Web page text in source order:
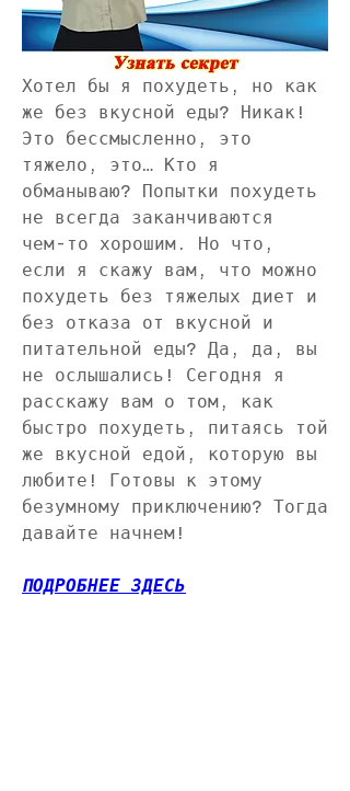
Хотел бы я похудеть, но как
же без вкусной еды? Никак!
Это бессмысленно, это
тяжело, это… Кто я
обманываю? Попытки похудеть
не всегда заканчиваются
чем-то хорошим. Но что,
если я скажу вам, что можно
похудеть без тяжелых диет и
без отказа от вкусной и
питательной еды? Да, да, вы
не ослышались! Сегодня я
расскажу вам о том, как
быстро похудеть, питаясь той
же вкусной едой, которую вы
любите! Готовы к этому
безумному приключению? Тогда
давайте начнем!
ПОДРОБНЕЕ ЗДЕСЬ